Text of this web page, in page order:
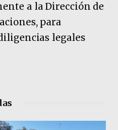
a la Dirección de
para
legales